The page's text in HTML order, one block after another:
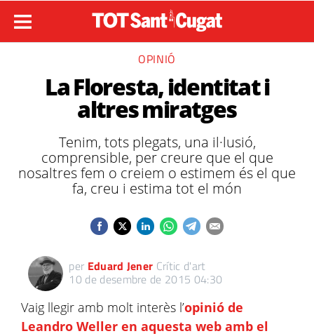
OPINIÓ
La Floresta, identitat i
altres miratges
Tenim, tots plegats, una il·lusió,
comprensible, per creure que el que
nosaltres fem o creiem o estimem és el que
fa, creu i estima tot el món
per Eduard Jener Crític d'art
10 de desembre de 2015 04:30
Vaig llegir amb molt interès l’opinió de
Leandro Weller en aquesta web amb el